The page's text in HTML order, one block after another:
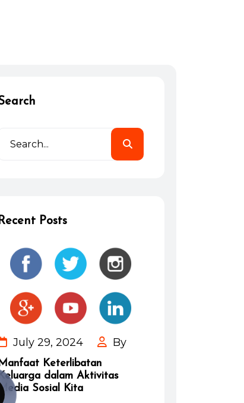
Posts
July 29, 2024 By
Keterlibatan
dalam Aktivitas
Media Sosial Kita